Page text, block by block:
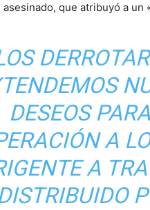
que atribuyó a un
DESEOS
A
A